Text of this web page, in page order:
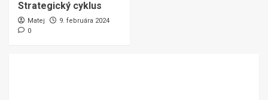
Strategický cyklus
Matej
9. februára 2024
0